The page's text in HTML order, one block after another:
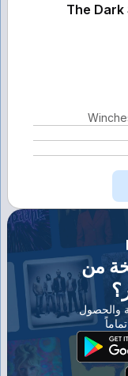
The Dark
من
والحصول